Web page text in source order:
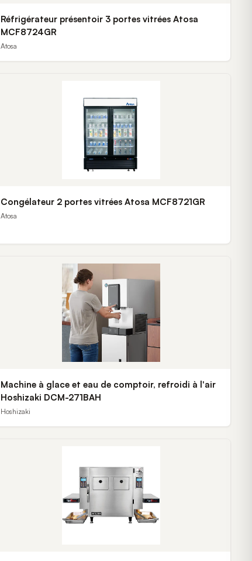
Réfrigérateur présentoir 3 portes vitrées Atosa
MCF8724GR
Atosa
Congélateur 2 portes vitrées Atosa MCF8721GR
Atosa
Machine à glace et eau de comptoir, refroidi à l'air
Hoshizaki DCM-271BAH
Hoshizaki